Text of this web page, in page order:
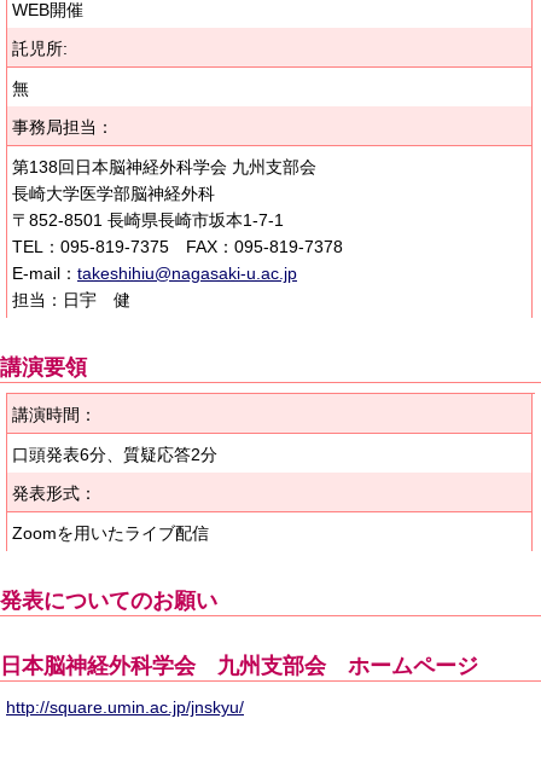
WEB開催
託児所:
無
事務局担当：
第138回日本脳神経外科学会 九州支部会
長崎大学医学部脳神経外科
〒852-8501 長崎県長崎市坂本1-7-1
TEL：095-819-7375 FAX：095-819-7378
E-mail： takeshihiu@nagasaki-u.ac.jp
担当：日宇 健
講演要領
講演時間：
口頭発表6分、質疑応答2分
発表形式：
Zoomを用いたライブ配信
発表についてのお願い
日本脳神経外科学会 九州支部会 ホームページ
http://square.umin.ac.jp/jnskyu/